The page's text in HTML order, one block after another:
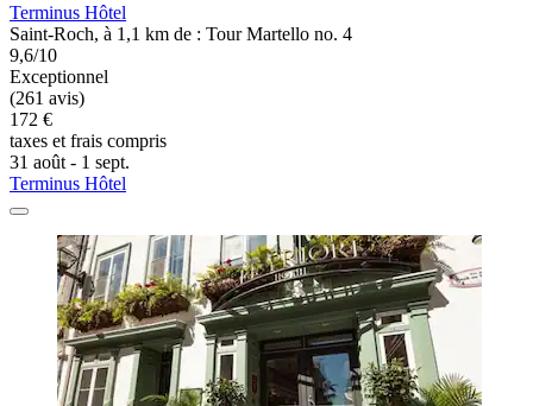
Terminus Hôtel
Saint-Roch, à 1,1 km de : Tour Martello no. 4
9,6/10
Exceptionnel
(261 avis)
172 €
taxes et frais compris
31 août - 1 sept.
Terminus Hôtel